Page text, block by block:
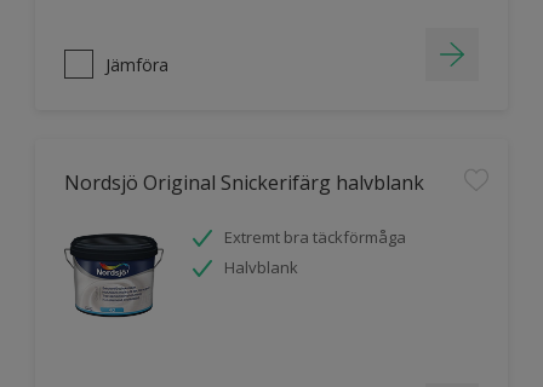
Jämföra
Nordsjö Original Snickerifärg halvblank
Extremt bra täckförmåga
Halvblank